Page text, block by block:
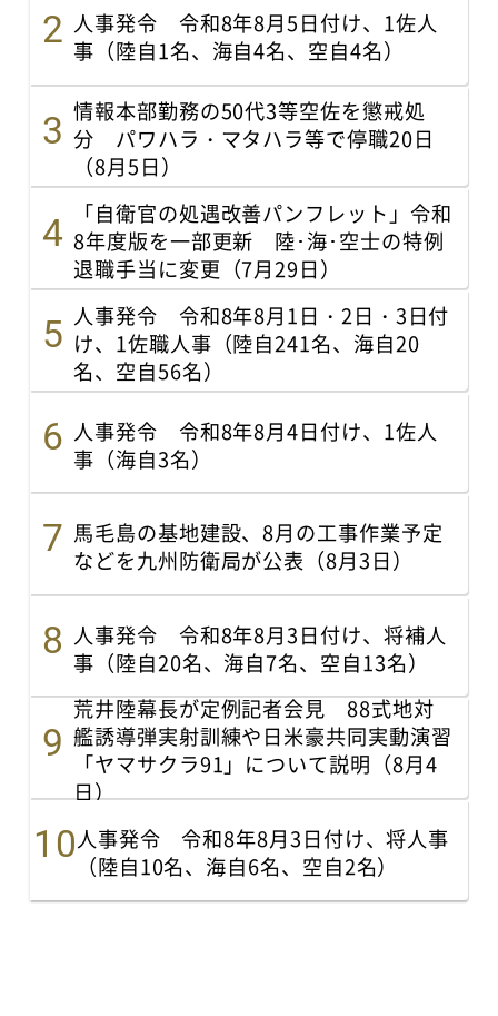
人事発令 令和8年8月5日付け、1佐人
事（陸自1名、海自4名、空自4名）
情報本部勤務の50代3等空佐を懲戒処
分 パワハラ・マタハラ等で停職20日
（8月5日）
「自衛官の処遇改善パンフレット」令和
8年度版を一部更新 陸･海･空士の特例
退職手当に変更（7月29日）
人事発令 令和8年8月1日・2日・3日付
け、1佐職人事（陸自241名、海自20
名、空自56名）
人事発令 令和8年8月4日付け、1佐人
事（海自3名）
馬毛島の基地建設、8月の工事作業予定
などを九州防衛局が公表（8月3日）
人事発令 令和8年8月3日付け、将補人
事（陸自20名、海自7名、空自13名）
荒井陸幕長が定例記者会見 88式地対
艦誘導弾実射訓練や日米豪共同実動演習
「ヤマサクラ91」について説明（8月4
日）
人事発令 令和8年8月3日付け、将人事
（陸自10名、海自6名、空自2名）